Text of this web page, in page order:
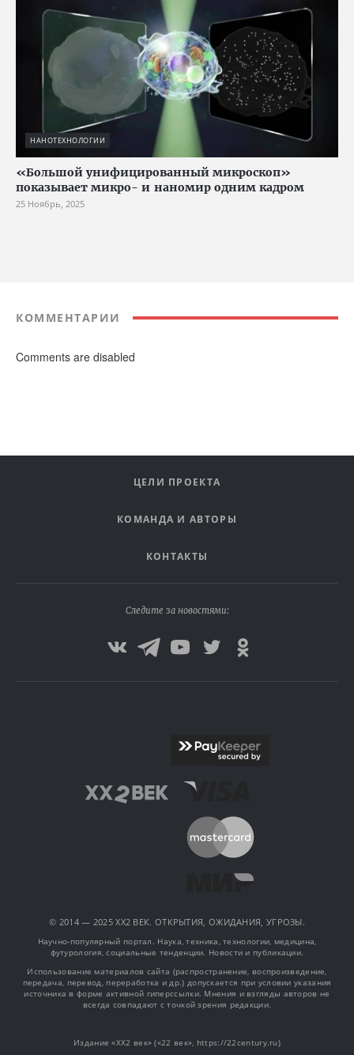
НАНОТЕХНОЛОГИИ
«Большой унифицированный микроскоп»
показывает микро- и наномир одним кадром
25 Ноябрь, 2025
КОММЕНТАРИИ
Comments are disabled
ЦЕЛИ ПРОЕКТА
КОМАНДА И АВТОРЫ
КОНТАКТЫ
Следите за новостями:
© 2014 — 2025 XX2 ВЕК. ОТКРЫТИЯ, ОЖИДАНИЯ, УГРОЗЫ.
Научно-популярный портал. Наука, техника, технологии, медицина,
футурология, социальные тенденции. Новости и публикации.
Использование материалов сайта (распространение, воспроизведение,
передача, перевод, переработка и др.) допускается при условии указания
источника в форме активной гиперссылки. Мнения и взгляды авторов не
всегда совпадают с точкой зрения редакции.
Издание «XX2 век» («22 век», https://22century.ru)